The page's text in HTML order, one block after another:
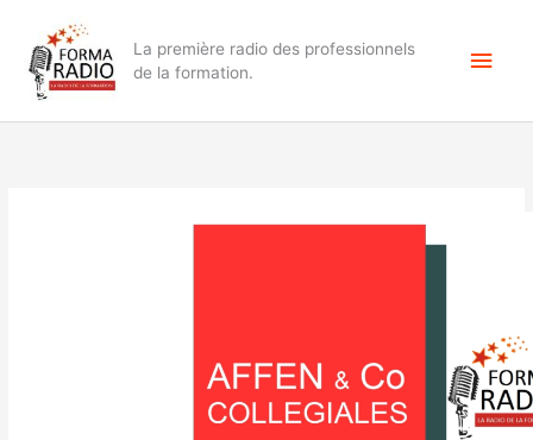
contenu
La première radio des professionnels
de la formation.